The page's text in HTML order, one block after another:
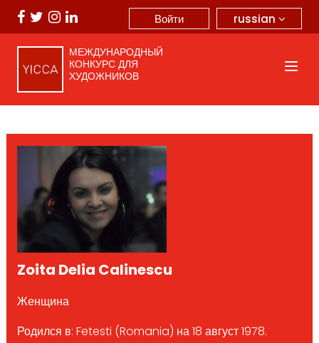
russian
Войти
МЕЖДУНАРОДНЫЙ
КОНКУРС ДЛЯ
ХУДОЖНИКОВ
Zoita Delia Calinescu
Женщина
Родился в: Fetesti (Romania) на 18 август 1978.